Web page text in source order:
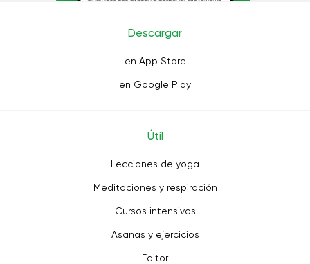
Descargar
en App Store
en Google Play
Útil
Lecciones de yoga
Meditaciones y respiración
Cursos intensivos
Asanas y ejercicios
Editor